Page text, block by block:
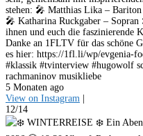
stehen: 🎤 Matthias Lika –
🎤 Katharina Ruckgaber –
ihnen und euch die faszinierende
Danke an 1FLTV für das schöne
es hier: https://1fl.li/wp/evgenia-
#klassik #tvinterview #hugowolf
rachmaninov musikliebe
5 Monaten ago
View on Instagram |
12/14